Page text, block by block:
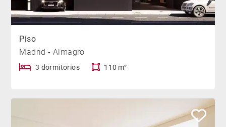
Piso
Madrid - Almagro
3 dormitorios 110 m²